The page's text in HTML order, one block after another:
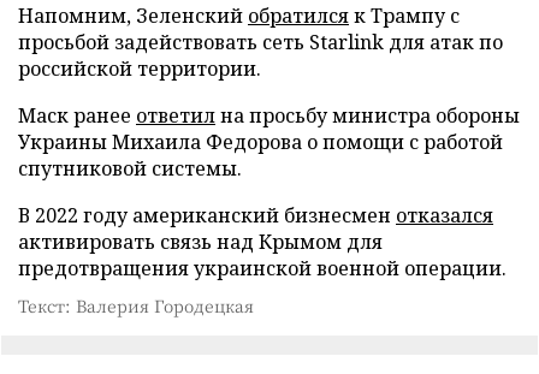
Напомним, Зеленский обратилсяк Трампу с
просьбой задействовать сеть Starlink для атак по
российской территории.
Маск ранее ответилна просьбу министра обороны
Украины Михаила Федорова о помощи с работой
спутниковой системы.
В 2022 году американский бизнесмен отказался
активировать связь над Крымом для
предотвращения украинской военной операции.
Текст: Валерия Городецкая